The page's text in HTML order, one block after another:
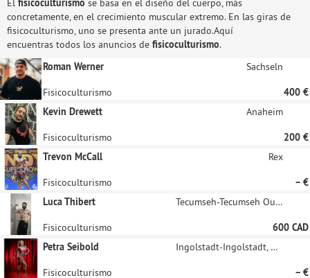
El fisicoculturismo se basa en el diseño del cuerpo, más
concretamente, en el crecimiento muscular extremo. En las giras de
fisicoculturismo, uno se presenta ante un jurado.Aquí
encuentras todos los anuncios de fisicoculturismo.
Roman Werner
Sachseln
Fisicoculturismo
400 €
Kevin Drewett
Anaheim
Fisicoculturismo
200 €
Trevon McCall
Rex
Fisicoculturismo
– €
Luca Thibert
Tecumseh-Tecumseh Outskirts
Fisicoculturismo
600 CAD
Petra Seibold
Ingolstadt-Ingolstadt, Donau
Fisicoculturismo
– €